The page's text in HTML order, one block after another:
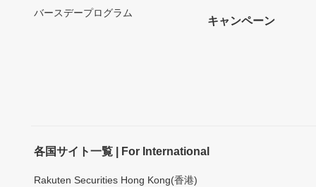
バースデープログラム
キャンペーン
各国サイト一覧 | For International
Rakuten Securities Hong Kong(香港)